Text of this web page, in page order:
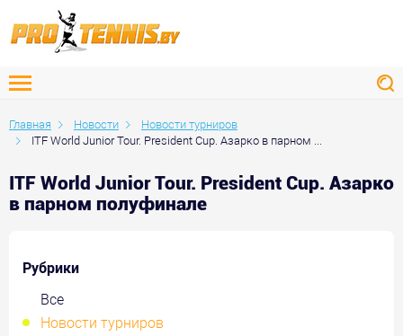
Главная Новости
Новости турниров
ITF World Junior Tour. President Cup. Азарко в парном ...
ITF World Junior Tour. President Cup. Азарко
в парном полуфинале
Рубрики
Все
Новости турниров